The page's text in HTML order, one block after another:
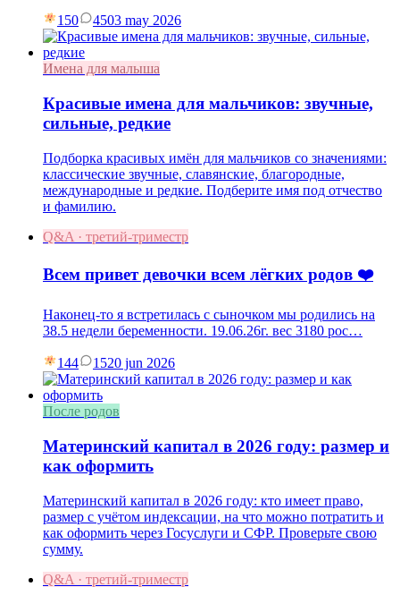
150 4503 may 2026
Имена для малыша
Красивые имена для мальчиков: звучные,
сильные, редкие
Подборка красивых имён для мальчиков со значениями:
классические звучные, славянские, благородные,
международные и редкие. Подберите имя под отчество
и фамилию.
Q&A · третий-триместр
Всем привет девочки всем лёгких родов ❤️
Наконец-то я встретилась с сыночком мы родились на
38.5 недели беременности. 19.06.26г. вес 3180 рос…
144 1520 jun 2026
После родов
Материнский капитал в 2026 году: размер и
как оформить
Материнский капитал в 2026 году: кто имеет право,
размер с учётом индексации, на что можно потратить и
как оформить через Госуслуги и СФР. Проверьте свою
сумму.
Q&A · третий-триместр